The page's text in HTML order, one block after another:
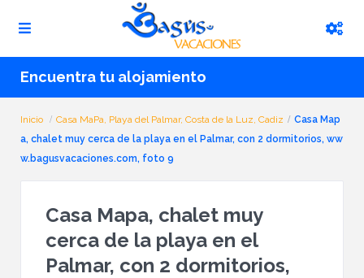
Encuentra tu alojamiento
Inicio Casa MaPa, Playa del Palmar, Costa de la Luz, Cadiz
Casa Map
a, chalet muy cerca de la playa en el Palmar, con 2 dormitorios, ww
w.bagusvacaciones.com, foto 9
Casa Mapa, chalet muy
cerca de la playa en el
Palmar, con 2 dormitorios,